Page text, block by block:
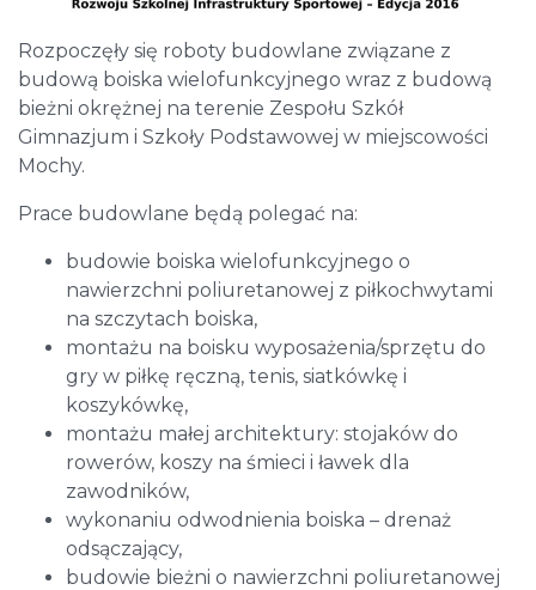
Rozpoczęły się roboty budowlane związane z
budową boiska wielofunkcyjnego wraz z budową
bieżni okrężnej na terenie Zespołu Szkół
Gimnazjum i Szkoły Podstawowej w miejscowości
Mochy.
Prace budowlane będą polegać na:
budowie boiska wielofunkcyjnego o
nawierzchni poliuretanowej z piłkochwytami
na szczytach boiska,
montażu na boisku wyposażenia/sprzętu do
gry w piłkę ręczną, tenis, siatkówkę i
koszykówkę,
montażu małej architektury: stojaków do
rowerów, koszy na śmieci i ławek dla
zawodników,
wykonaniu odwodnienia boiska – drenaż
odsączający,
budowie bieżni o nawierzchni poliuretanowej